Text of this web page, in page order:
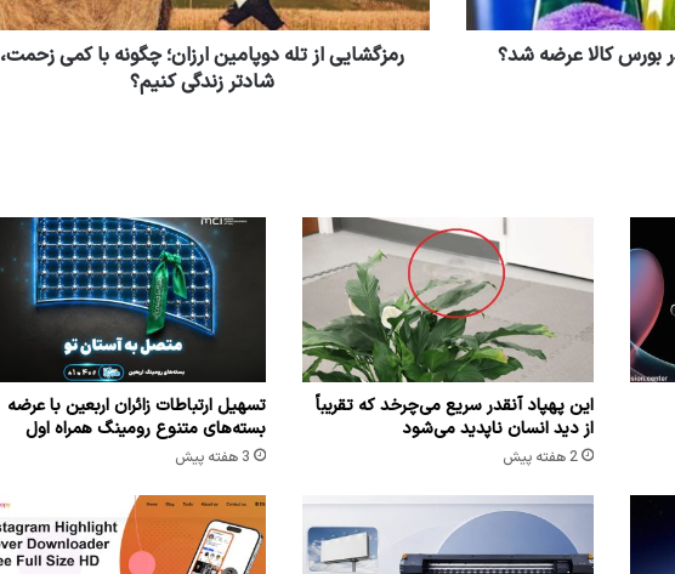
بورس کالا عرضه شد؟
رمزگشایی از تله دوپامین ارزان؛ چگونه با کمی زحمت،
شادتر زندگی کنیم؟
این پهپاد آنقدر سریع می‌چرخد که تقریباً
از دید انسان ناپدید می‌شود
2 هفته پیش
تسهیل ارتباطات زائران اربعین با عرضه
بسته‌های متنوع رومینگ همراه اول
3 هفته پیش